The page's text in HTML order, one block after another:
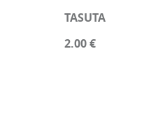
TASUTA
2.00 €